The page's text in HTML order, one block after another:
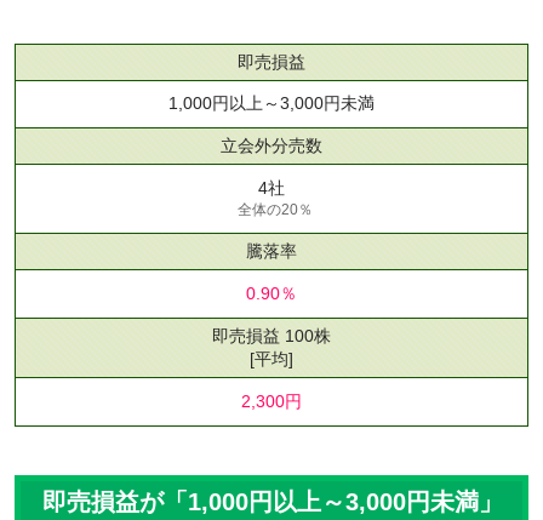
即売損益
1,000円以上～3,000円未満
立会外分売数
4社
全体の20％
騰落率
0.90％
即売損益 100株
[平均]
2,300円
即売損益が「1,000円以上～3,000円未満」